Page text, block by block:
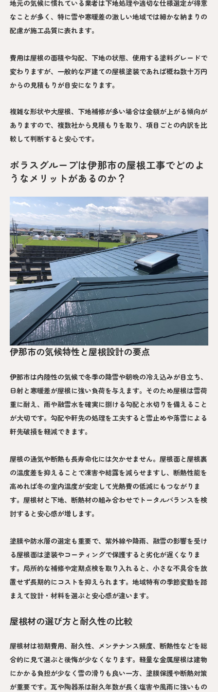
地元の気候に慣れている業者は下地処理や適切な仕様選定が得意
なことが多く、特に雪や寒暖差の激しい地域では細かな納まりの
配慮が施工品質に表れます。
費用は屋根の面積や勾配、下地の状態、使用する塗料グレードで
変わりますが、一般的な戸建ての屋根塗装であれば概ね数十万円
からの見積もりが目安になります。
複雑な形状や大屋根、下地補修が多い場合は金額が上がる傾向が
ありますので、複数社から見積もりを取り、項目ごとの内訳を比
較して判断すると安心です。
ポラスグループは伊那市の屋根工事でどのよ
うなメリットがあるのか？
伊那市の気候特性と屋根設計の要点
伊那市は内陸性の気候で冬季の降雪や朝晩の冷え込みが目立ち、
日射と寒暖差が屋根に強い負荷を与えます。そのため屋根は雪荷
重に耐え、雨や融雪水を確実に捌ける勾配と水切りを備えること
が大切です。勾配や軒先の処理を工夫すると雪止めや落雪による
軒先破損を軽減できます。
屋根の通気や断熱も長寿命化には欠かせません。屋根面と屋根裏
の温度差を抑えることで凍害や結露を減らせますし、断熱性能を
高めれば冬の室内温度が安定して光熱費の低減にもつながりま
す。屋根材と下地、断熱材の組み合わせでトータルバランスを検
討すると安心感が増します。
塗膜や防水層の選定も重要で、紫外線や降雨、融雪の影響を受け
る屋根面は塗装やコーティングで保護すると劣化が遅くなりま
す。局所的な補修や定期点検を取り入れると、小さな不具合を放
置せず長期的にコストを抑えられます。地域特有の季節変動を踏
まえて設計・材料を選ぶと安心感が違います。
屋根材の選び方と耐久性の比較
屋根材は初期費用、耐久性、メンテナンス頻度、断熱性などを総
合的に見て選ぶと後悔が少なくなります。軽量な金属屋根は建物
にかかる負担が少なく雪の滑りも良い一方、塗膜保護や断熱対策
が重要です。瓦や陶器系は耐久年数が長く塩害や風雨に強いもの